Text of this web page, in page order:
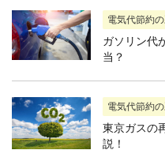
電気代節約
ガソリン代
当？
電気代節約
東京ガスの
説！